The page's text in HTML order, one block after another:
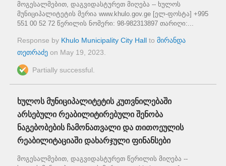
მოგესალმებით, დაგვიდასტურეთ მიღება -- ხულოს
მუნიციპალიტეტის მერია www.khulo.gov.ge [ელ-ფოსტა] +995
551 00 52 72 წერილის ნომერი: 98-982313897 თარიღი:...
Response by Khulo Municipality City Hall to მირანდა
თეთრაძე on May 19, 2023
Partially successful.
ხულოს მუნიციპალიტეტის კუთვნილებაში
არსებული რეაბილიტირებული შენობა
ნაგებობების ჩამონათვალი და თითოეულის
რეაბილიტაციაში დახარჯული ფინანსები
მოგესალმებით, დაგვიდასტურეთ წერილის მიღება --